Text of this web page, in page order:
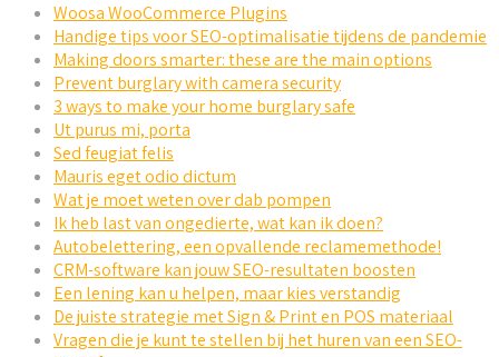
Woosa WooCommerce Plugins
Handige tips voor SEO-optimalisatie tijdens de pandemie
Making doors smarter: these are the main options
Prevent burglary with camera security
3 ways to make your home burglary safe
Ut purus mi, porta
Sed feugiat felis
Mauris eget odio dictum
Wat je moet weten over dab pompen
Ik heb last van ongedierte, wat kan ik doen?
Autobelettering, een opvallende reclamemethode!
CRM-software kan jouw SEO-resultaten boosten
Een lening kan u helpen, maar kies verstandig
De juiste strategie met Sign & Print en POS materiaal
Vragen die je kunt te stellen bij het huren van een SEO-